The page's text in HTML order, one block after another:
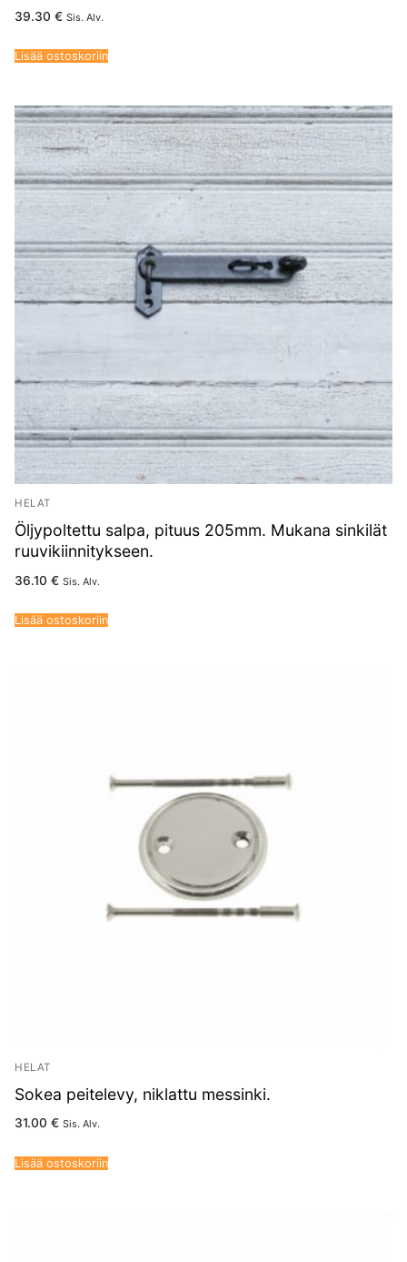
39.30 € Sis. Alv.
Lisää ostoskoriin
HELAT
Öljypoltettu salpa, pituus 205mm. Mukana sinkilät
ruuvikiinnitykseen.
36.10 € Sis. Alv.
Lisää ostoskoriin
HELAT
Sokea peitelevy, niklattu messinki.
31.00 € Sis. Alv.
Lisää ostoskoriin